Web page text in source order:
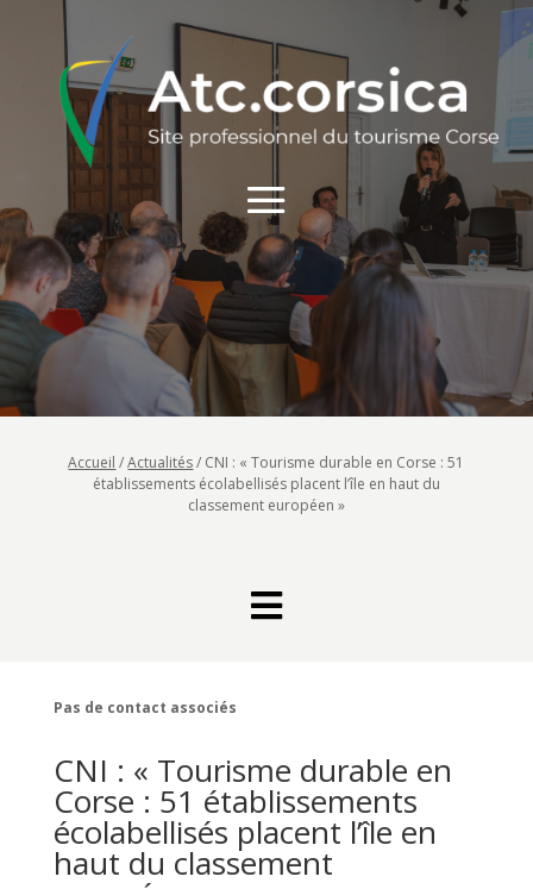
Accueil /Actualités/ CNI : « Tourisme durable en Corse : 51
établissements écolabellisés placent l’île en haut du
classement européen »

Pas de contact associés
CNI : « Tourisme durable en
Corse : 51 établissements
écolabellisés placent l’île en
haut du classement